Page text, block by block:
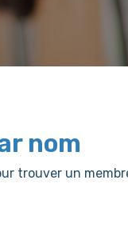
nom
trouver un